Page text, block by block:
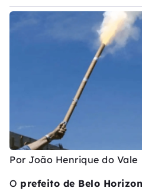
Por João Henrique do Vale
O prefeito de Belo